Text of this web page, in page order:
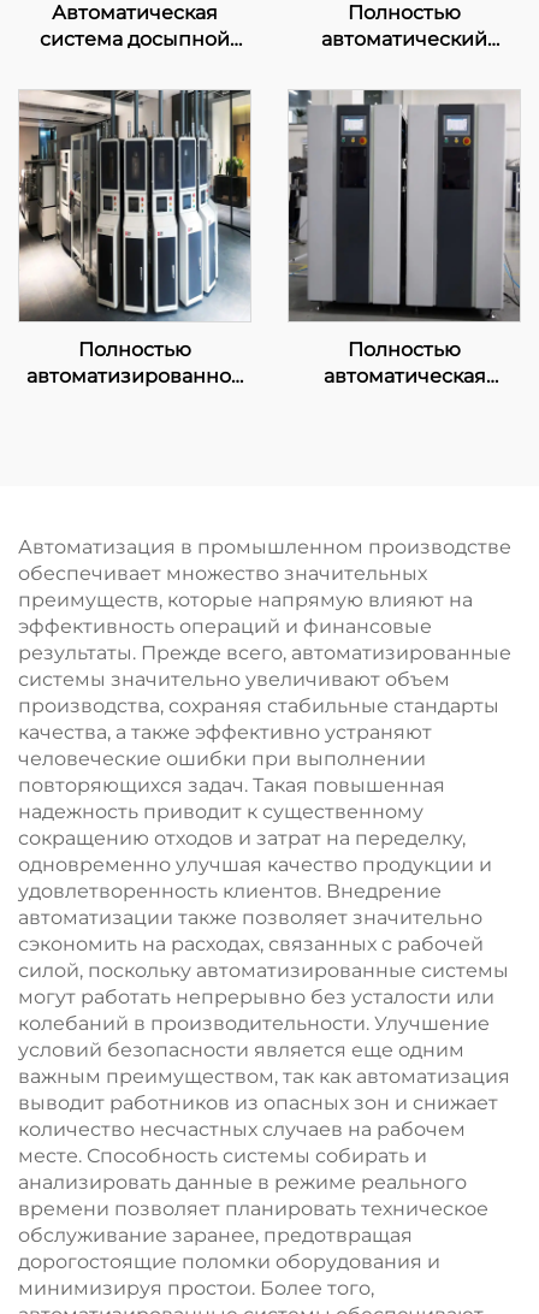
Автоматическая
система досыпной
транспортировки
Полностью
автоматический
аппарат
Полностью
автоматизированное
Полностью
автоматическая
Автоматизация в промышленном производстве
обеспечивает множество значительных
преимуществ, которые напрямую влияют на
эффективность операций и финансовые
результаты. Прежде всего, автоматизированные
системы значительно увеличивают объем
производства, сохраняя стабильные стандарты
качества, а также эффективно устраняют
человеческие ошибки при выполнении
повторяющихся задач. Такая повышенная
надежность приводит к существенному
сокращению отходов и затрат на переделку,
одновременно улучшая качество продукции и
удовлетворенность клиентов. Внедрение
автоматизации также позволяет значительно
сэкономить на расходах, связанных с рабочей
силой, поскольку автоматизированные системы
могут работать непрерывно без усталости или
колебаний в производительности. Улучшение
условий безопасности является еще одним
важным преимуществом, так как автоматизация
выводит работников из опасных зон и снижает
количество несчастных случаев на рабочем
месте. Способность системы собирать и
анализировать данные в режиме реального
времени позволяет планировать техническое
обслуживание заранее, предотвращая
дорогостоящие поломки оборудования и
минимизируя простои. Более того,